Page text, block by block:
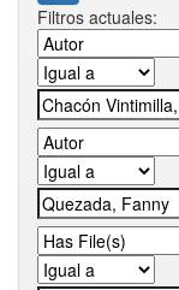
Filtros actuales: